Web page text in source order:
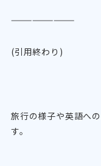
—————————
(引用終わり)
旅行の様子や英語へ
す。